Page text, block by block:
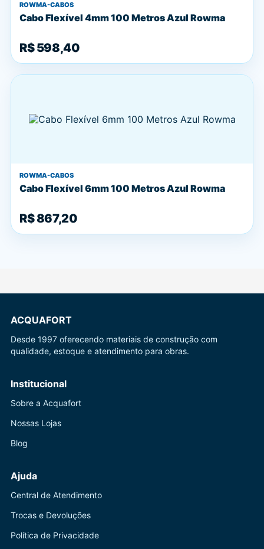
ROWMA-CABOS
Cabo Flexível 4mm 100 Metros Azul Rowma
R$ 598,40
ROWMA-CABOS
Cabo Flexível 6mm 100 Metros Azul Rowma
R$ 867,20
ACQUAFORT
Desde 1997 oferecendo materiais de construção com
qualidade, estoque e atendimento para obras.
Institucional
Sobre a Acquafort
Nossas Lojas
Blog
Ajuda
Central de Atendimento
Trocas e Devoluções
Política de Privacidade